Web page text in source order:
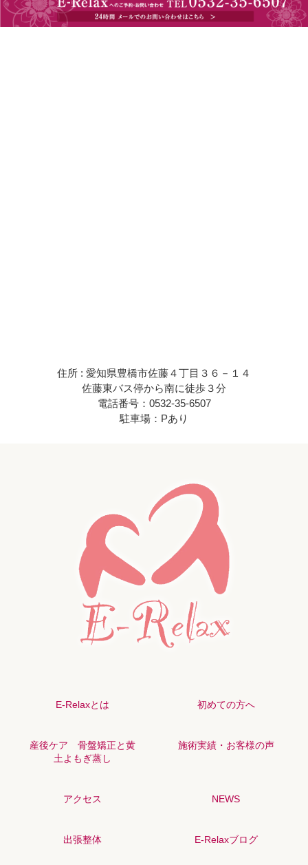
住所 : 愛知県豊橋市佐藤４丁目３６－１４
佐藤東バス停から南に徒歩３分
電話番号：0532-35-6507
駐車場：Pあり
E-Relaxとは 初めての方へ
産後ケア 骨盤矯正と黄
土よもぎ蒸し
施術実績・お客様の声
アクセス NEWS
出張整体 E-Relaxブログ